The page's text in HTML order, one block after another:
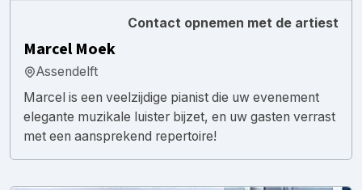
Contact opnemen met de artiest
Marcel Moek
Assendelft
Marcel is een veelzijdige pianist die uw evenement
elegante muzikale luister bijzet, en uw gasten verrast
met een aansprekend repertoire!